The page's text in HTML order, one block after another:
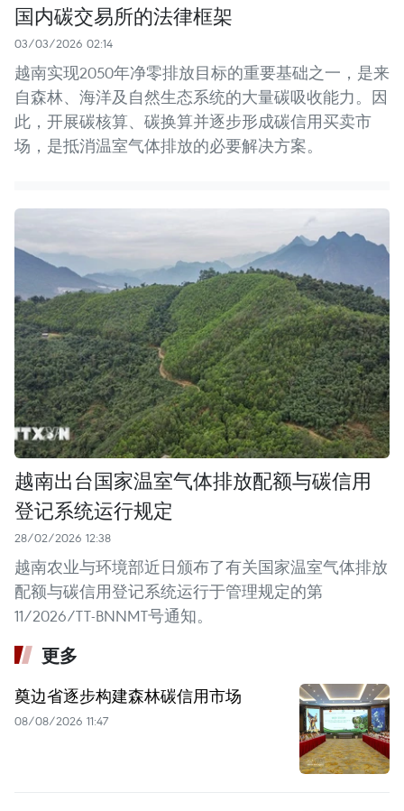
国内碳交易所的法律框架
03/03/2026 02:14
越南实现2050年净零排放目标的重要基础之一，是来
自森林、海洋及自然生态系统的大量碳吸收能力。因
此，开展碳核算、碳换算并逐步形成碳信用买卖市
场，是抵消温室气体排放的必要解决方案。
越南出台国家温室气体排放配额与碳信用
登记系统运行规定
28/02/2026 12:38
越南农业与环境部近日颁布了有关国家温室气体排放
配额与碳信用登记系统运行于管理规定的第
11/2026/TT-BNNMT号通知。
更多
奠边省逐步构建森林碳信用市场
08/08/2026 11:47